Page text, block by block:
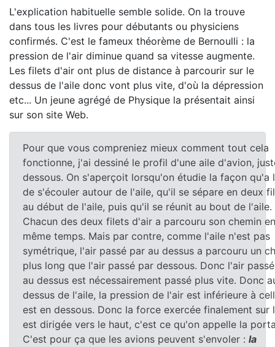
L'explication habituelle semble solide. On la trouve
dans tous les livres pour débutants ou physiciens
confirmés. C'est le fameux théorème de Bernoulli : la
pression de l'air diminue quand sa vitesse augmente.
Les filets d'air ont plus de distance à parcourir sur le
dessus de l'aile donc vont plus vite, d'où la dépression
etc... Un jeune agrégé de Physique la présentait ainsi
sur son site Web.
Pour que vous compreniez mieux comment tout cela
fonctionne, j'ai dessiné le profil d'une aile d'avion,
dessous. On s'aperçoit lorsqu'on étudie la façon qu'a
de s'écouler autour de l'aile, qu'il se sépare en deux
au début de l'aile, puis qu'il se réunit au bout de l'aile.
Chacun des deux filets d'air a parcouru son chemin
même temps. Mais par contre, comme l'aile n'est pas
symétrique, l'air passé par au dessus a parcouru un
plus long que l'air passé par dessous. Donc l'air
au dessus est nécessairement passé plus vite. Donc
dessus de l'aile, la pression de l'air est inférieure à
est en dessous. Donc la force exercée finalement sur
est dirigée vers le haut, c'est ce qu'on appelle la
C'est pour ça que les avions peuvent s'envoler : la